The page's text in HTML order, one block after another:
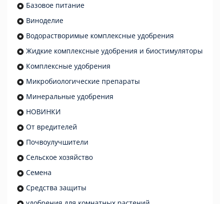
Базовое питание
Виноделие
Водорастворимые комплексные удобрения
Жидкие комплексные удобрения и биостимуляторы
Комплексные удобрения
Микробиологические препараты
Минеральные удобрения
НОВИНКИ
От вредителей
Почвоулучшители
Сельское хозяйство
Семена
Средства защиты